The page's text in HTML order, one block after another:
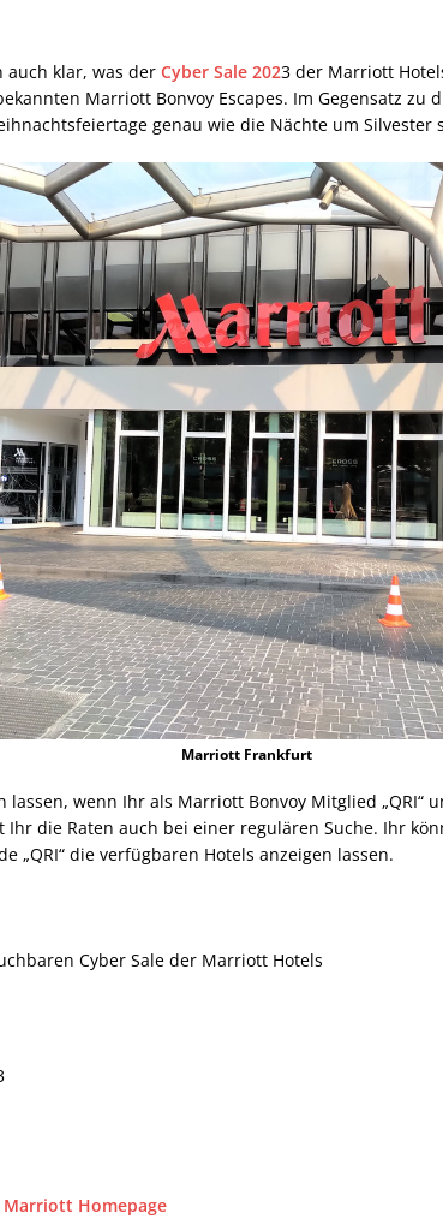
auch klar, was der Cyber Sale 2023 der Marriott
Marriott Bonvoy Escapes. Im Gegensatz
genau wie die Nächte um
Marriott Frankfurt
wenn Ihr als Marriott Bonvoy Mitglied „QRI“
Ihr die Raten auch bei einer regulären Suche. Ihr
„QRI“ die verfügbaren Hotels anzeigen lassen.
Cyber Sale der Marriott Hotels
Marriott Homepage